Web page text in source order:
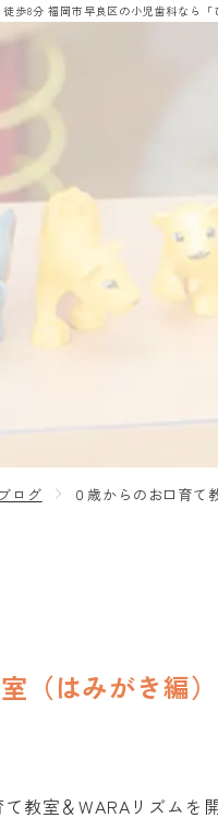
歩8分 福岡市早良区の小児歯科なら「
ログ ０歳からのお口育て
（はみがき編
教室＆WARAリズムを